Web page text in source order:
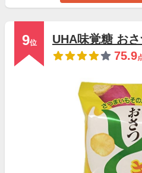
9位
UHA味覚糖 お
75.9